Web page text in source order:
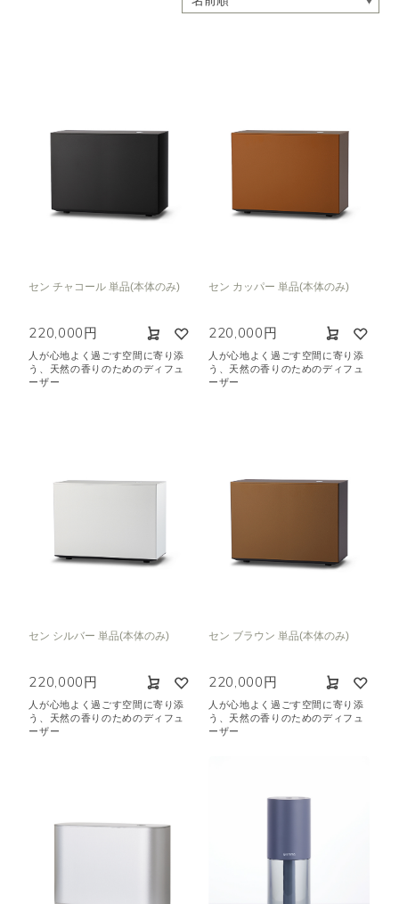
拡散範囲で絞り込む ※一つお選びください
4～8畳
セン チャコール 単品(本体のみ)
220,000円
人が心地よく過ごす空間に寄り添
う、天然の香りのためのディフュ
ーザー
セン カッパー 単品(本体のみ)
220,000円
人が心地よく過ごす空間に寄り添
う、天然の香りのためのディフュ
ーザー
セン シルバー 単品(本体のみ)
220,000円
人が心地よく過ごす空間に寄り添
う、天然の香りのためのディフュ
ーザー
セン ブラウン 単品(本体のみ)
220,000円
人が心地よく過ごす空間に寄り添
う、天然の香りのためのディフュ
ーザー